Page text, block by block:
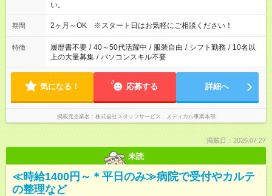
い。
期間 2ヶ月～OK ※スタート日はお気軽にご相談ください！
特徴 履歴書不要 / 40～50代活躍中 / 服装自由 / シフト勤務 / 10名以
上の大量募集 / パソコンスキル不要
気になる！ 応募する 詳細へ
掲載元企業名 株式会社スタッフサービス メディカル事業本部
掲載日：2026.07.27
未読
≪時給1400円～＊平日のみ≫病院で受付やカルテ
の整理など